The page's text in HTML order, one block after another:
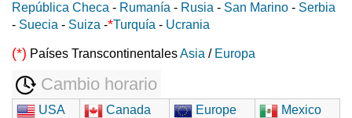
República Checa - Rumanía - Rusia - San Marino - Serbia
- Suecia - Suiza -*Turquía - Ucrania
(*) Países TranscontinentalesAsia / Europa
Cambio horario
USA Canada Europe Mexico